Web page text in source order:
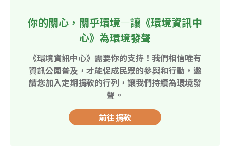
你的關心，關乎環境—讓《環境資訊中
心》為環境發聲
《環境資訊中心》需要你的支持！我們相信唯有
資訊公開普及，才能促成民眾的參與和行動，邀
請您加入定期捐款的行列，讓我們持續為環境發
聲。
前往捐款